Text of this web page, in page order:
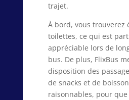
trajet.
À bord, vous trouverez
toilettes, ce qui est
appréciable lors de
bus. De plus, FlixBus
disposition des
de snacks et de
raisonnables, pour